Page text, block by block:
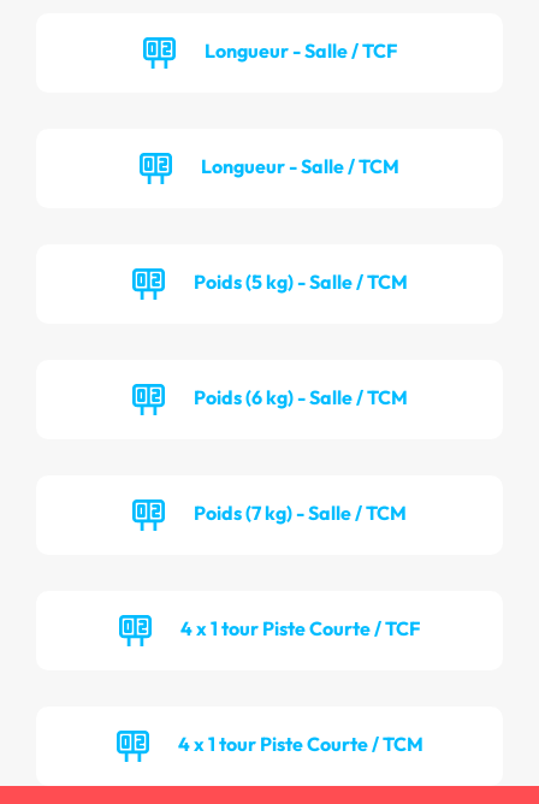
Longueur - Salle / TCF
Longueur - Salle / TCM
Poids (5 kg) - Salle / TCM
Poids (6 kg) - Salle / TCM
Poids (7 kg) - Salle / TCM
4 x 1 tour Piste Courte / TCF
4 x 1 tour Piste Courte / TCM